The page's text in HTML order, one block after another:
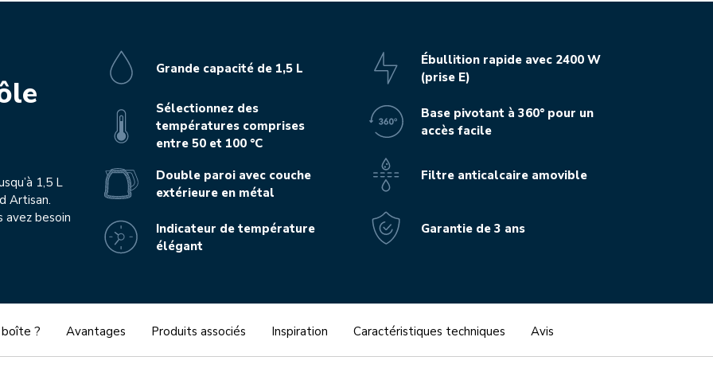
1,5 L
Artisan.
besoin
Grande capacité de 1,5 L
Sélectionnez des
températures comprises
entre 50 et 100 °C
Double paroi avec couche
extérieure en métal
Indicateur de température
élégant
Ébullition rapide avec 2400 W
(prise E)
Base pivotant à 360° pour un
accès facile
Filtre anticalcaire amovible
Garantie de 3 ans
boîte ? Avantages Produits associés Inspiration Caractéristiques techniques Avis